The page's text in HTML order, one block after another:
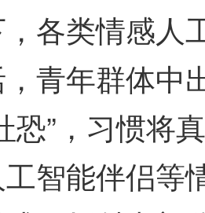
类情感人工
青年群体中
恐”，习惯将
智能伴侣等